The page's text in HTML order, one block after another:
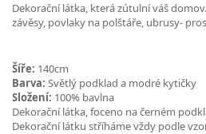
Dekorační látka, která zútulní váš
závěsy, povlaky na polštáře, ubrusy-
Šíře: 140cm
Barva: Světlý podklad a modré kytičky
Složení: 100% bavlna
Dekorační látka, foceno na černém
Dekorační látku stříháme vždy podle